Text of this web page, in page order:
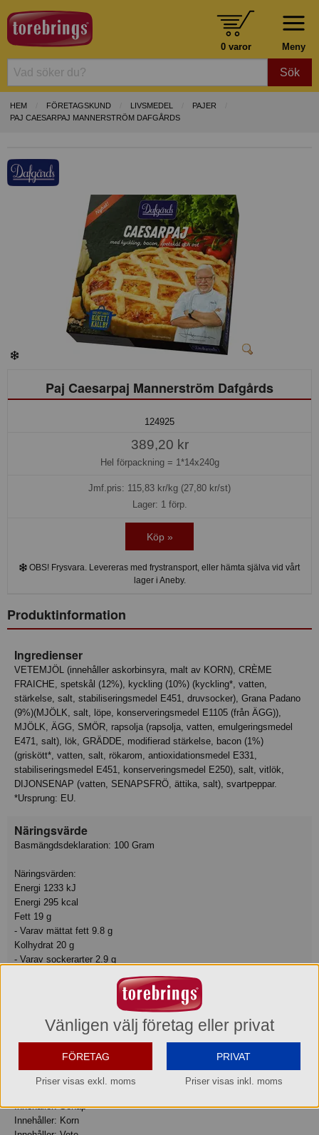
Meny
0 varor
Sök
HEM FÖRETAGSKUND LIVSMEDEL
PAJER
PAJ CAESARPAJ MANNERSTRÖM DAFGÅRDS
Paj Caesarpaj Mannerström Dafgårds
124925
389,20 kr
Hel förpackning = 1*14x240g
Jmf.pris: 115,83 kr/kg (27,80 kr/st)
Lager: 1 förp.
Köp »
OBS! Frysvara. Levereras med frystransport, eller hämta själva vid vårt
lager i Aneby.
Produktinformation
Ingredienser
VETEMJÖL (innehåller askorbinsyra, malt av KORN), CRÈME
FRAICHE, spetskål (12%), kyckling (10%) (kyckling*, vatten,
stärkelse, salt, stabiliseringsmedel E451, druvsocker), Grana Padano
(9%)(MJÖLK, salt, löpe, konserveringsmedel E1105 (från ÄGG)),
MJÖLK, ÄGG, SMÖR, rapsolja (rapsolja, vatten, emulgeringsmedel
E471, salt), lök, GRÄDDE, modifierad stärkelse, bacon (1%)
(griskött*, vatten, salt, rökarom, antioxidationsmedel E331,
stabiliseringsmedel E451, konserveringsmedel E250), salt, vitlök,
DIJONSENAP (vatten, SENAPSFRÖ, ättika, salt), svartpeppar.
*Ursprung: EU.
Näringsvärde
Basmängdsdeklaration: 100 Gram
Näringsvärden:
Energi 1233 kJ
Energi 295 kcal
Fett 19 g
- Varav mättat fett 9.8 g
Kolhydrat 20 g
- Varav sockerarter 2.9 g
Allergiinfo
Innehåller: Spannmål som innehåller gluten
Innehåller: Laktos
Innehåller: Mjölk
Innehåller: Senap
Innehåller: Korn
Vänligen välj företag eller privat
FÖRETAG
Priser visas exkl. moms
PRIVAT
Priser visas inkl. moms